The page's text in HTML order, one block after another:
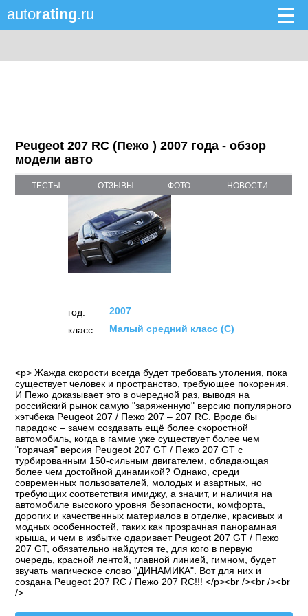
autorating.ru
Peugeot 207 RC (Пежо ) 2007 года - обзор
модели авто
ТЕСТЫ ОТЗЫВЫ ФОТО НОВОСТИ
год:
2007
класс:
Малый средний класс (C)
<p> Жажда скорости всегда будет требовать утоления, пока
существует человек и пространство, требующее покорения.
И Пежо доказывает это в очередной раз, выводя на
российский рынок самую "заряженную" версию популярного
хэтчбека Peugeot 207 / Пежо 207 – 207 RC. Вроде бы
парадокс – зачем создавать ещё более скоростной
автомобиль, когда в гамме уже существует более чем
"горячая" версия Peugeot 207 GT / Пежо 207 GT с
турбированным 150-сильным двигателем, обладающая
более чем достойной динамикой? Однако, среди
современных пользователей, молодых и азартных, но
требующих соответствия имиджу, а значит, и наличия на
автомобиле высокого уровня безопасности, комфорта,
дорогих и качественных материалов в отделке, красивых и
модных особенностей, таких как прозрачная панорамная
крыша, и чем в избытке одаривает Peugeot 207 GT / Пежо
207 GT, обязательно найдутся те, для кого в первую
очередь, красной лентой, главной линией, гимном, будет
звучать магическое слово "ДИНАМИКА". Вот для них и
создана Peugeot 207 RC / Пежо 207 RC!!! </p><br /><br /><br
/>